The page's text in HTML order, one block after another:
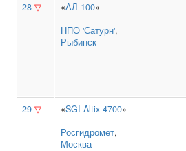
28 ▽ «АЛ-100»
НПО 'Сатурн',
Рыбинск
29 ▽ «SGI Altix 4700»
Росгидромет,
Москва